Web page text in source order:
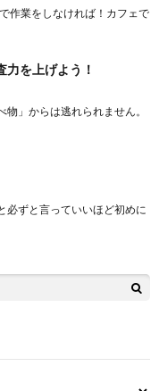
作業をしなければ！カフェで
力を上げよう！
」からは逃れられません。
必ずと言っていいほど初めに